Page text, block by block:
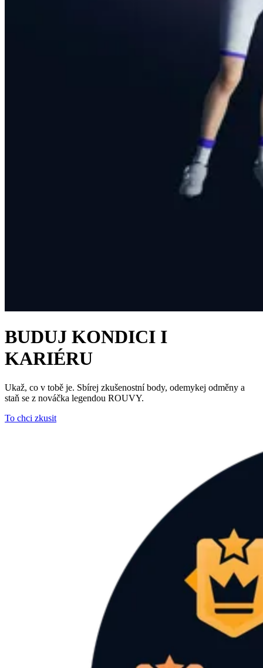
BUDUJ KONDICI I
KARIÉRU
Ukaž, co v tobě je. Sbírej zkušenostní body, odemykej odměny a
staň se z nováčka legendou ROUVY.
To chci zkusit